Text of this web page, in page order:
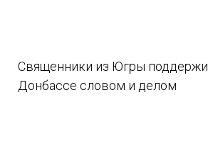
Священники из Югры
Донбассе словом и делом